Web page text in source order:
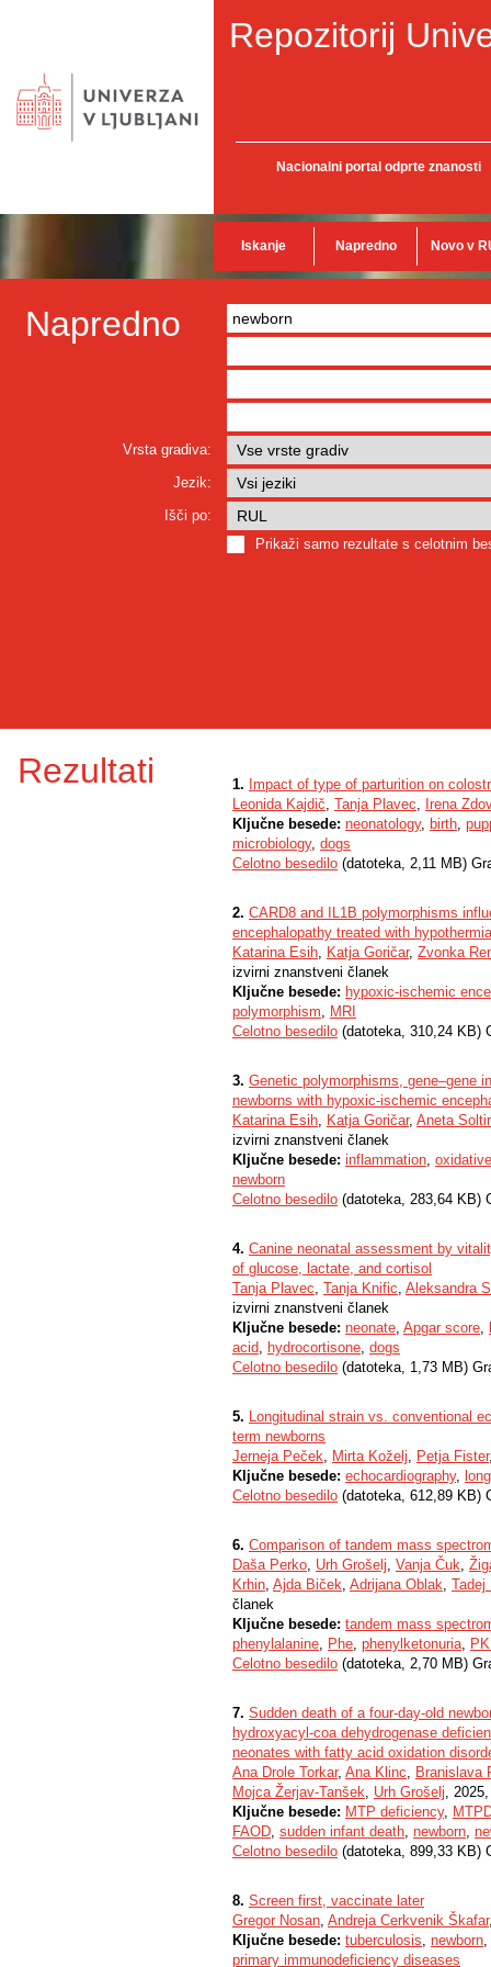
Repozitorij
Nacionalni portal odprte znanosti
Iskanje Napredno Novo v
Napredno
Vrsta gradiva:
Jezik:
Išči po:
Prikaži samo rezultate s celotnim
Rezultati 1. Impact of type of parturition on
Leonida Kajdič, Tanja Plavec, Irena
Ključne besede: neonatology, birth,
microbiology, dogs
Celotno besedilo (datoteka, 2,11 MB)
2. CARD8 and IL1B polymorphisms
encephalopathy treated with hypothermia
Katarina Esih, Katja Goričar, Zvonka
izvirni znanstveni članek
Ključne besede: hypoxic-ischemic
polymorphism, MRI
Celotno besedilo (datoteka, 310,24 KB)
3. Genetic polymorphisms, gene–gene
newborns with hypoxic-ischemic
Katarina Esih, Katja Goričar, Aneta
izvirni znanstveni članek
Ključne besede: inflammation,
newborn
Celotno besedilo (datoteka, 283,64 KB)
4. Canine neonatal assessment by
of glucose, lactate, and cortisol
Tanja Plavec, Tanja Knific, Aleksandra
izvirni znanstveni članek
Ključne besede: neonate, Apgar score,
acid, hydrocortisone, dogs
Celotno besedilo (datoteka, 1,73 MB)
5. Longitudinal strain vs. conventional
term newborns
Jerneja Peček, Mirta Koželj, Petja Fister
Ključne besede: echocardiography,
Celotno besedilo (datoteka, 612,89 KB)
6. Comparison of tandem mass
Daša Perko, Urh Grošelj, Vanja Čuk,
Krhin, Ajda Biček, Adrijana Oblak, Tadej
članek
Ključne besede: tandem mass
phenylalanine, Phe, phenylketonuria,
Celotno besedilo (datoteka, 2,70 MB)
7. Sudden death of a four-day-old
hydroxyacyl-coa dehydrogenase
neonates with fatty acid oxidation
Ana Drole Torkar, Ana Klinc, Branislava
Mojca Žerjav-Tanšek, Urh Grošelj,
Ključne besede: MTP deficiency,
FAOD, sudden infant death, newborn,
Celotno besedilo (datoteka, 899,33 KB)
8. Screen first, vaccinate later
Gregor Nosan, Andreja Cerkvenik Škafar
Ključne besede: tuberculosis, newborn,
primary immunodeficiency diseases